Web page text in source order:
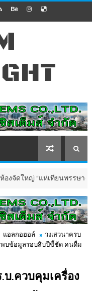
ห่เทียนพรรษา–ผ้าป่าซาเล้ง
แอลกอฮอล์
วงเสวนาครบ
พบข้อมูลรอบสิบปีชี้ชัด คนดื่ม
บ.ควบคุมเครื่อง